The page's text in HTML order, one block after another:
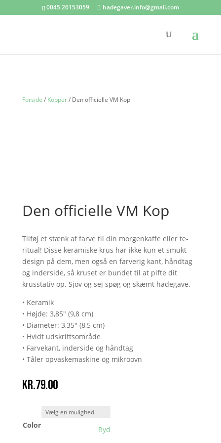
0045 26153059 hadegaver.info@gmail.com
Forside / Kopper/ Den officielle VM Kop
Den officielle VM Kop
Tilføj et stænk af farve til din morgenkaffe eller te-
ritual! Disse keramiske krus har ikke kun et smukt
design på dem, men også en farverig kant, håndtag
og inderside, så kruset er bundet til at pifte dit
krusstativ op. Sjov og sej spøg og skæmt hadegave.
• Keramik
• Højde: 3,85″ (9,8 cm)
• Diameter: 3,35″ (8,5 cm)
• Hvidt udskriftsområde
• Farvekant, inderside og håndtag
• Tåler opvaskemaskine og mikroovn
kr.79.00
Color Ryd